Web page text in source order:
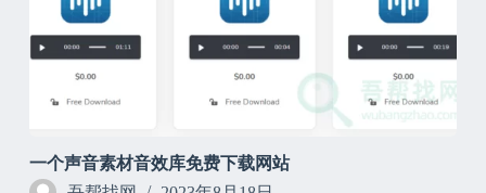
一个声音素材音效库免费下载网站